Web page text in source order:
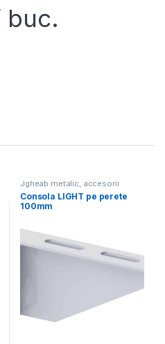
buc.
Jgheab metalic, accesorii
Consola LIGHT pe perete
100mm